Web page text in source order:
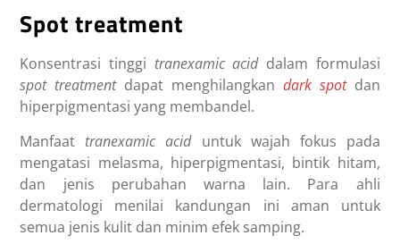
Spot treatment
Konsentrasi tinggi tranexamic acid dalam formulasi
spot treatment dapat menghilangkan dark spotdan
hiperpigmentasi yang membandel.
Manfaat tranexamic acid untuk wajah fokus pada
mengatasi melasma, hiperpigmentasi, bintik hitam,
dan jenis perubahan warna lain. Para ahli
dermatologi menilai kandungan ini aman untuk
semua jenis kulit dan minim efek samping.